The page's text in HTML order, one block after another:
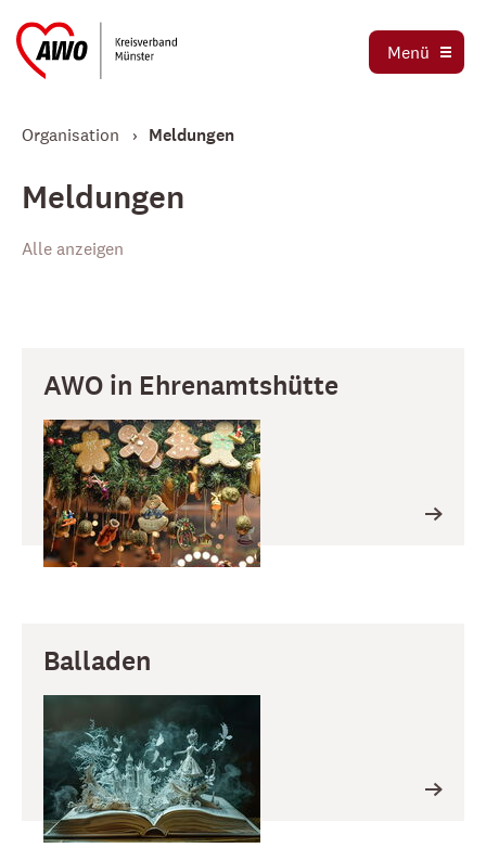
Menü
Ortsvereine
Organisation
Meldungen
Meldungen
Alle anzeigen
AWO in Ehrenamtshütte
Balladen